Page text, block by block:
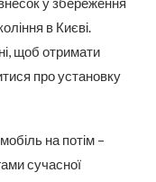
в Києві.
щоб отримати
про установку
на потім –
сучасної